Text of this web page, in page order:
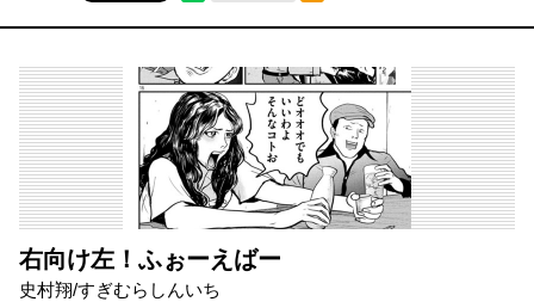
右向け左！ふぉーえばー
史村翔/すぎむらしんいち